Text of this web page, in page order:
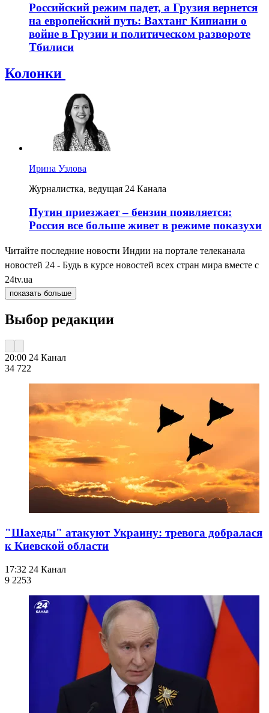
Российский режим падет, а Грузия вернется
на европейский путь: Вахтанг Кипиани о
войне в Грузии и политическом развороте
Тбилиси
Колонки
Ирина Узлова
Журналистка, ведущая 24 Канала
Путин приезжает – бензин появляется:
Россия все больше живет в режиме показухи
Читайте последние новости Индии на портале телеканала
новостей 24 - Будь в курсе новостей всех стран мира вместе с
24tv.ua
показать больше
Выбор редакции
20:00 24 Канал
34 722
"Шахеды" атакуют Украину: тревога добралася
к Киевской области
17:32 24 Канал
9 2253